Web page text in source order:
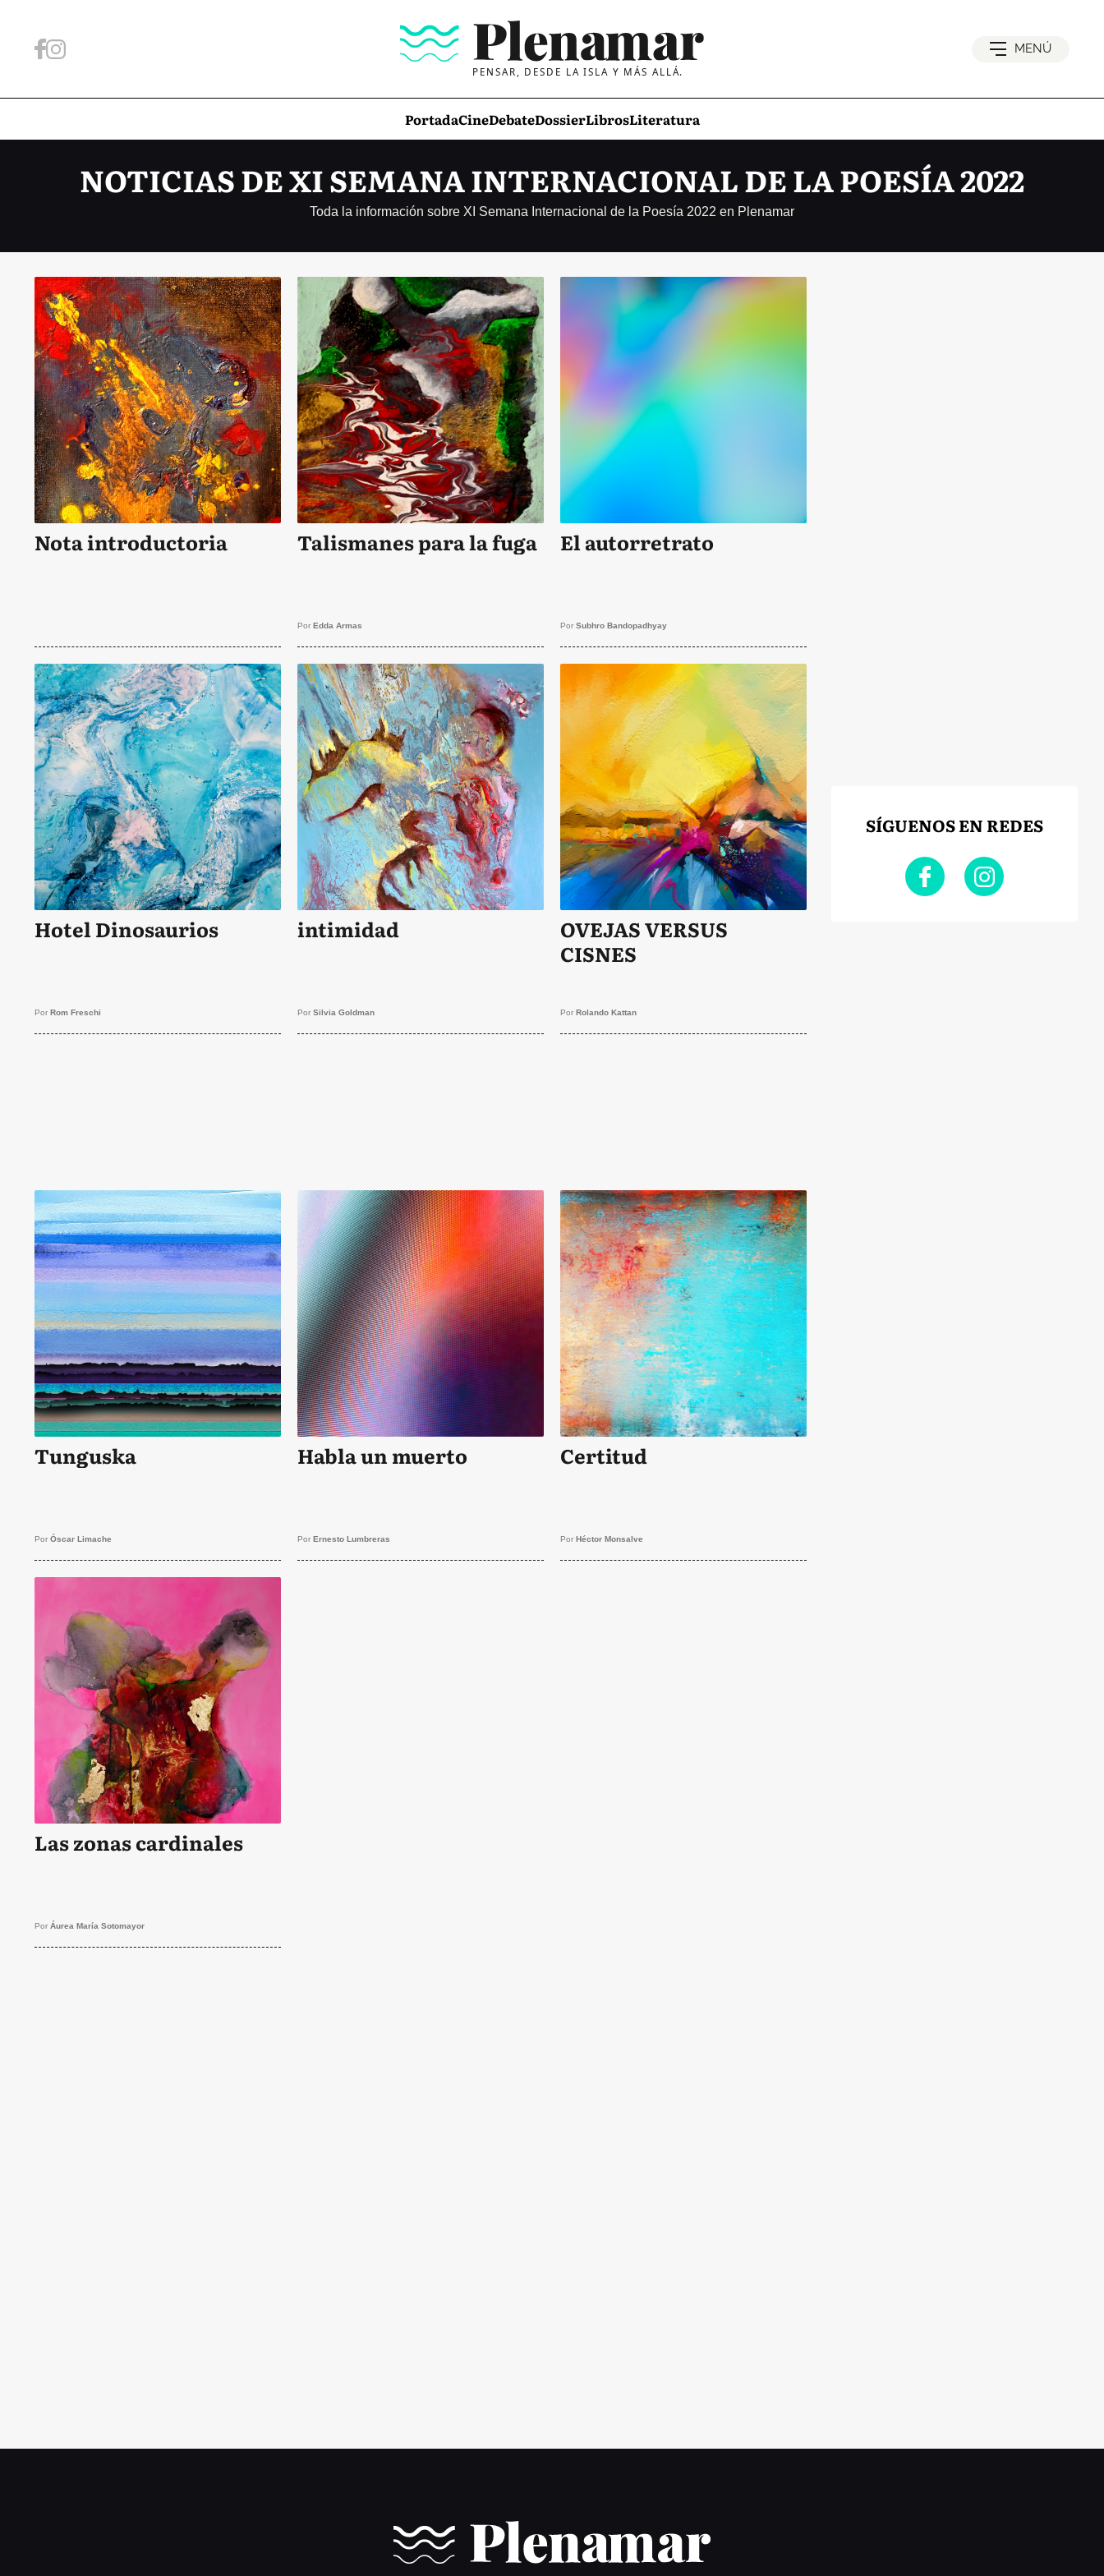
PENSAR, DESDE LA ISLA Y MÁS ALLÁ.
MENÚ
PortadaCineDebateDossierLibrosLiteratura
NOTICIAS DE XI SEMANA INTERNACIONAL DE LA POESÍA 2022
Toda la información sobre XI Semana Internacional de la Poesía 2022 en Plenamar
Nota introductoria Talismanes para la fuga
Por Edda Armas
El autorretrato
Por Subhro Bandopadhyay
Hotel Dinosaurios
Por Rom Freschi
intimidad
Por Silvia Goldman
OVEJAS VERSUS
CISNES
Por Rolando Kattan
Tunguska
Por Óscar Limache
Habla un muerto
Por Ernesto Lumbreras
Certitud
Por Héctor Monsalve
Las zonas cardinales
Por Áurea María Sotomayor
SÍGUENOS EN REDES